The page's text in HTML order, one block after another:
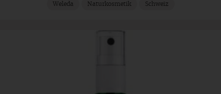
Weleda Naturkosmetik Schweiz